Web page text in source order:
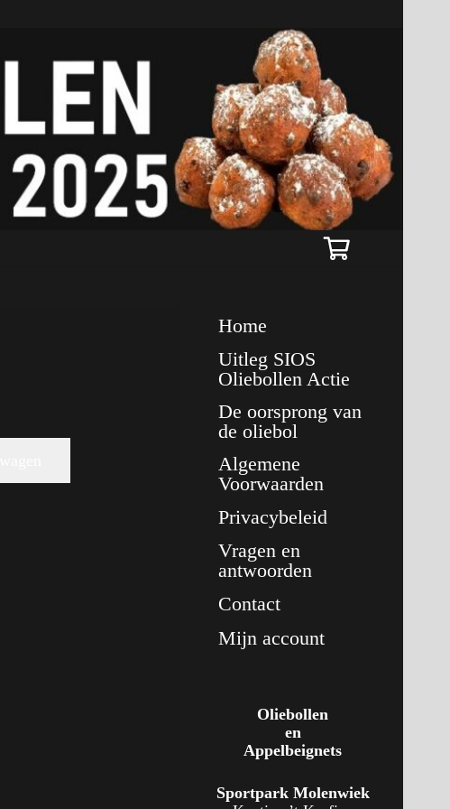
Home
Uitleg SIOS
Oliebollen Actie
De oorsprong van
de oliebol
Algemene
Voorwaarden
Privacybeleid
Vragen en
antwoorden
Contact
Mijn account
Oliebollen
en
Appelbeignets
Sportpark Molenwiek